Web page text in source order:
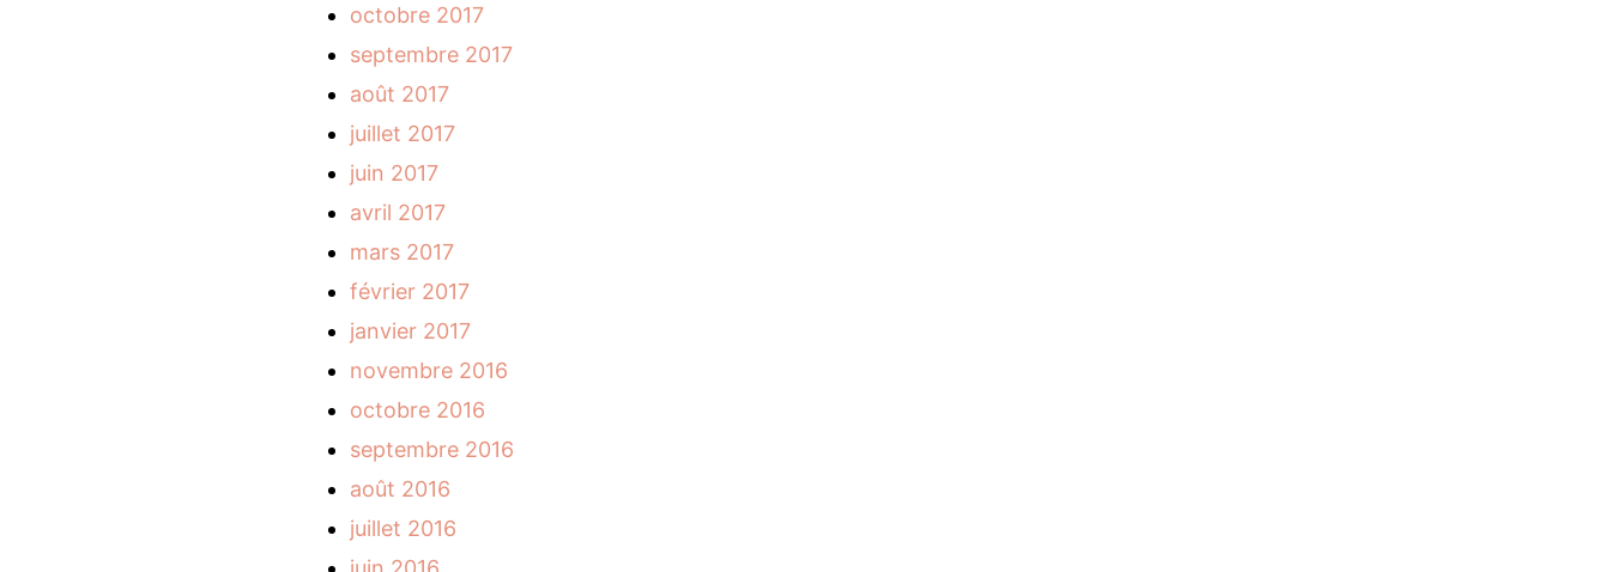
octobre 2017
septembre 2017
août 2017
juillet 2017
juin 2017
avril 2017
mars 2017
février 2017
janvier 2017
novembre 2016
octobre 2016
septembre 2016
août 2016
juillet 2016